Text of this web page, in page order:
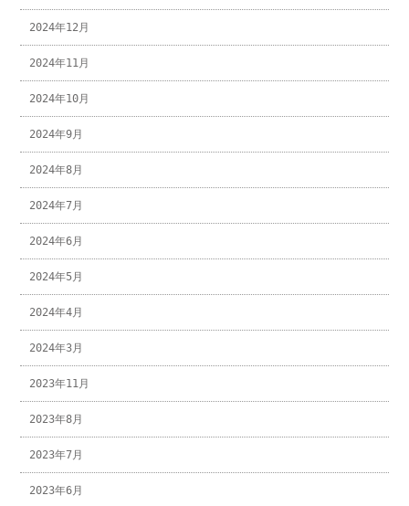
2024年12月
2024年11月
2024年10月
2024年9月
2024年8月
2024年7月
2024年6月
2024年5月
2024年4月
2024年3月
2023年11月
2023年8月
2023年7月
2023年6月